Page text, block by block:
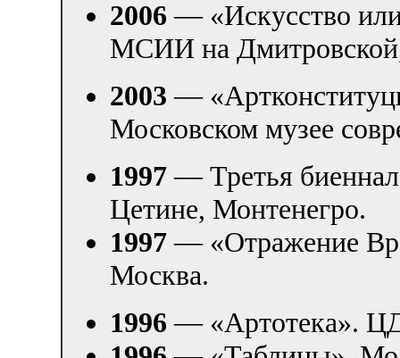
2006 — «Искусство или
МСИИ на
2003 —
Московском музее
1997— Третья
Цетине, Монтенегро.
1997— «Отражение
Москва.
1996 — «Артотека».